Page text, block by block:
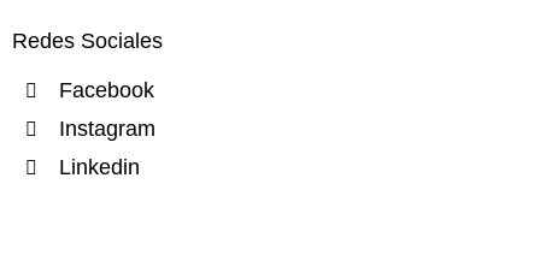
Redes Sociales
Facebook
Instagram
Linkedin